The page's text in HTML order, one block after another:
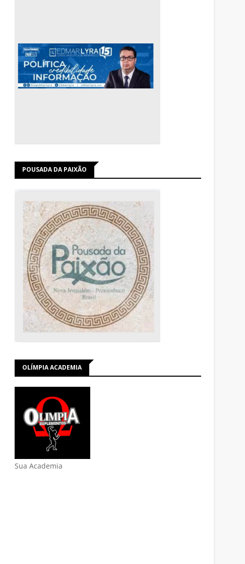
POUSADA DA PAIXÃO
OLÍMPIA ACADEMIA
Sua Academia